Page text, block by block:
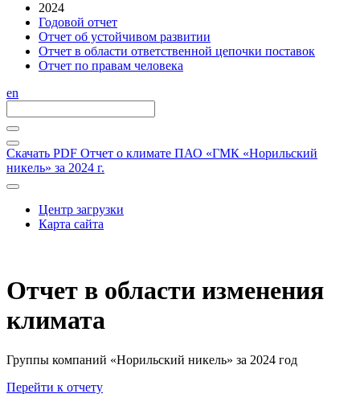
2024
Годовой отчет
Отчет об устойчивом развитии
Отчет в области ответственной цепочки поставок
Отчет по правам человека
en
Скачать PDF Отчет о климате ПАО «ГМК «Норильский
никель» за 2024 г.
Центр загрузки
Карта сайта
Отчет в области изменения
климата
Группы компаний «Норильский никель» за 2024 год
Перейти к отчету